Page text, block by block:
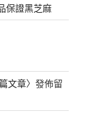
保證黑芝麻
文章〉發佈留